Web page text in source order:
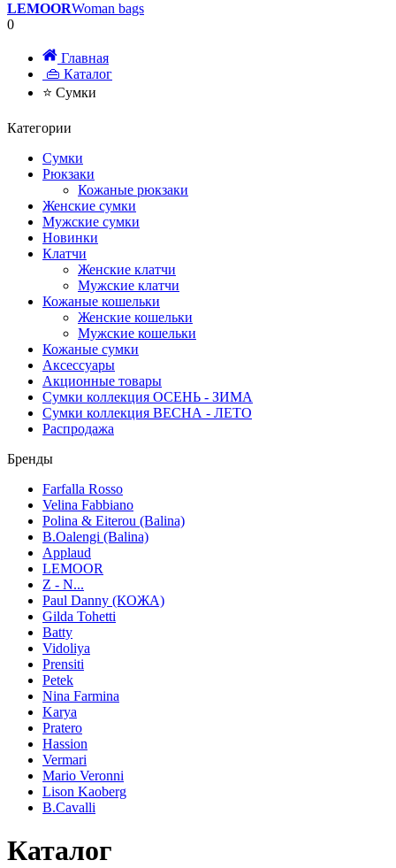
LEMOORWoman bags
0
Главная
👜 Каталог
⭐ Сумки
Категории
Сумки
Рюкзаки
Кожаные рюкзаки
Женские сумки
Мужские сумки
Новинки
Клатчи
Женские клатчи
Мужские клатчи
Кожаные кошельки
Женские кошельки
Мужские кошельки
Кожаные сумки
Аксессуары
Акционные товары
Сумки коллекция ОСЕНЬ - ЗИМА
Сумки коллекция ВЕСНА - ЛЕТО
Распродажа
Бренды
Farfalla Rosso
Velina Fabbiano
Polina & Eiterou (Balina)
B.Oalengi (Balina)
Applaud
LEMOOR
Z - N...
Paul Danny (КОЖА)
Gilda Tohetti
Batty
Vidoliya
Prensiti
Petek
Nina Farmina
Karya
Pratero
Hassion
Vermari
Mario Veronni
Lison Kaoberg
B.Cavalli
Каталог